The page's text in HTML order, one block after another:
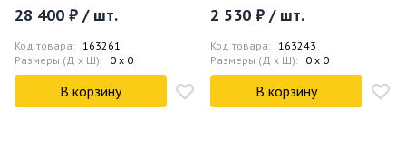
28 400 ₽ / шт.
Код товара: 163261
Размеры (Д x Ш): 0 x 0
В корзину
2 530 ₽ / шт.
Код товара: 163243
Размеры (Д x Ш): 0 x 0
В корзину